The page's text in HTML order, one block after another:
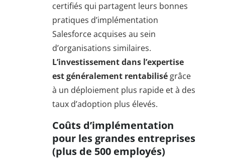
certifiés qui partagent leurs bonnes
pratiques d’implémentation
Salesforce acquises au sein
d’organisations similaires.
L’investissement dans l’expertise
est généralement rentabilisé grâce
à un déploiement plus rapide et à des
taux d’adoption plus élevés.
Coûts d’implémentation
pour les grandes entreprises
(plus de 500 employés)